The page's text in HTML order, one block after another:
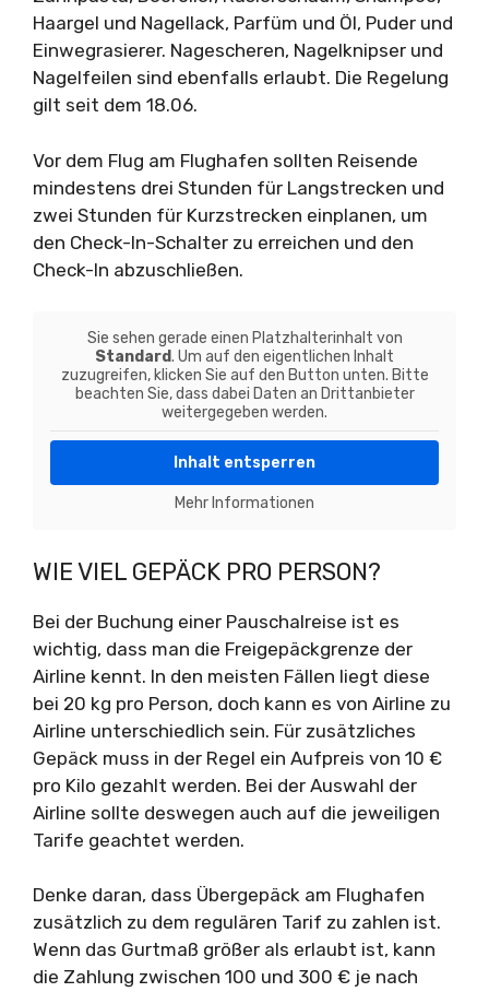
Haargel und Nagellack, Parfüm und Öl, Puder und
Einwegrasierer. Nagescheren, Nagelknipser und
Nagelfeilen sind ebenfalls erlaubt. Die Regelung
gilt seit dem 18.06.
Vor dem Flug am Flughafen sollten Reisende
mindestens drei Stunden für Langstrecken und
zwei Stunden für Kurzstrecken einplanen, um
den Check-In-Schalter zu erreichen und den
Check-In abzuschließen.
Sie sehen gerade einen Platzhalterinhalt von
Standard. Um auf den eigentlichen Inhalt
zuzugreifen, klicken Sie auf den Button unten. Bitte
beachten Sie, dass dabei Daten an Drittanbieter
weitergegeben werden.
Inhalt entsperren
Mehr Informationen
WIE VIEL GEPÄCK PRO PERSON?
Bei der Buchung einer Pauschalreise ist es
wichtig, dass man die Freigepäckgrenze der
Airline kennt. In den meisten Fällen liegt diese
bei 20 kg pro Person, doch kann es von Airline zu
Airline unterschiedlich sein. Für zusätzliches
Gepäck muss in der Regel ein Aufpreis von 10 €
pro Kilo gezahlt werden. Bei der Auswahl der
Airline sollte deswegen auch auf die jeweiligen
Tarife geachtet werden.
Denke daran, dass Übergepäck am Flughafen
zusätzlich zu dem regulären Tarif zu zahlen ist.
Wenn das Gurtmaß größer als erlaubt ist, kann
die Zahlung zwischen 100 und 300 € je nach